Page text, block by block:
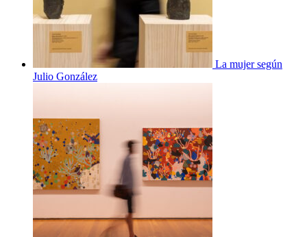
La mujer según
Julio González